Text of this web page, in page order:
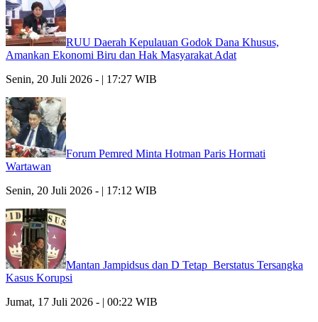
RUU Daerah Kepulauan Godok Dana Khusus,
Amankan Ekonomi Biru dan Hak Masyarakat Adat
Senin, 20 Juli 2026 - | 17:27 WIB
Forum Pemred Minta Hotman Paris Hormati
Wartawan
Senin, 20 Juli 2026 - | 17:12 WIB
Mantan Jampidsus dan D Tetap Berstatus Tersangka
Kasus Korupsi
Jumat, 17 Juli 2026 - | 00:22 WIB